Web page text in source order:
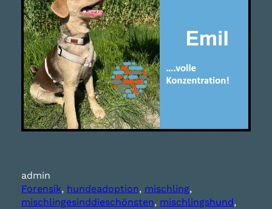
admin
Forensik, hundeadoption, mischling ,
mischlingesinddieschönsten, mischlingshund ,